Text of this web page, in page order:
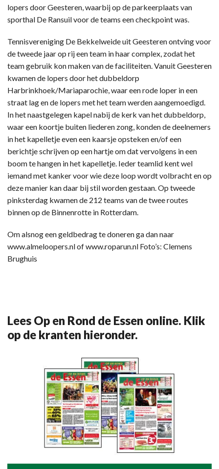
lopers door Geesteren, waarbij op de parkeerplaats van
sporthal De Ransuil voor de teams een checkpoint was.
Tennisvereniging De Bekkelweide uit Geesteren ontving voor
de tweede jaar op rij een team in haar complex, zodat het
team gebruik kon maken van de faciliteiten. Vanuit Geesteren
kwamen de lopers door het dubbeldorp
Harbrinkhoek/Mariaparochie, waar een rode loper in een
straat lag en de lopers met het team werden aangemoedigd.
In het naastgelegen kapel nabij de kerk van het dubbeldorp,
waar een koortje buiten liederen zong, konden de deelnemers
in het kapelletje even een kaarsje opsteken en/of een
berichtje schrijven op een hartje om dat vervolgens in een
boom te hangen in het kapelletje. Ieder teamlid kent wel
iemand met kanker voor wie deze loop wordt volbracht en op
deze manier kan daar bij stil worden gestaan. Op tweede
pinksterdag kwamen de 212 teams van de twee routes
binnen op de Binnenrotte in Rotterdam.
Om alsnog een geldbedrag te doneren ga dan naar
www.almeloopers.nl of www.roparun.nl Foto’s: Clemens
Brughuis
Lees Op en Rond de Essen online. Klik
op de kranten hieronder.